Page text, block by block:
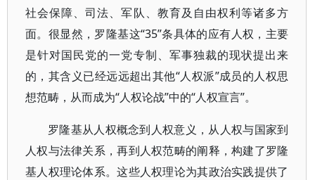
社会保障、司法、军队、教育及自由权利等诸多方
面。很显然，罗隆基这“35”条具体的应有人权，主要
是针对国民党的一党专制、军事独裁的现状提出来
的，其含义已经远远超出其他“人权派”成员的人权思
想范畴，从而成为“人权论战”中的“人权宣言”。
罗隆基从人权概念到人权意义，从人权与国家到
人权与法律关系，再到人权范畴的阐释，构建了罗隆
基人权理论体系。这些人权理论为其政治实践提供了